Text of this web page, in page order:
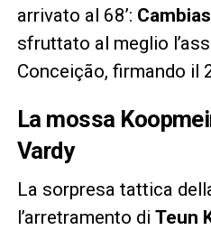
arrivato al 68’:
sfruttato al meglio
Conceição, firmando il
La mossa
Vardy
La sorpresa tattica
l’arretramento di Teun